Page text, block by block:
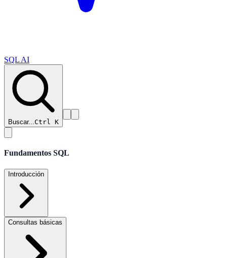
SQL AI
Buscar...Ctrl K
Fundamentos SQL
Introducción
Consultas básicas